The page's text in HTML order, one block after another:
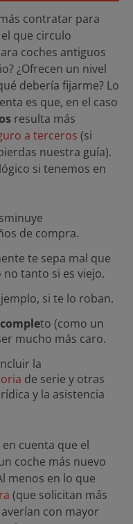
contratar para
que circulo
coches antiguos
¿Ofrecen un nivel
debería fijarme? Lo
es que, en el caso
resulta más
a terceros (si
nuestra guía).
si tenemos en
de compra.
te sepa mal que
tanto si es viejo.
si te lo roban.
to (como un
mucho más caro.
la
de serie y otras
y la asistencia
cuenta que el
coche más nuevo
menos en lo que
(que solicitan más
con mayor